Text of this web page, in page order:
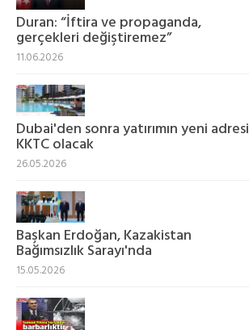
Duran: “İftira ve propaganda,
gerçekleri değiştiremez”
11.06.2026
Dubai'den sonra yatırımın yeni adresi
KKTC olacak
26.05.2026
Başkan Erdoğan, Kazakistan
Bağımsızlık Sarayı'nda
15.05.2026